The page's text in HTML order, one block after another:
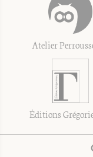
Atelier
Éditions